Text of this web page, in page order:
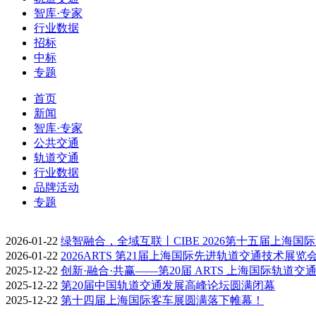
智库·专家
行业数据
招标
中标
专题
首页
新闻
智库·专家
公共交通
轨道交通
行业数据
品牌活动
专题
2026-01-22 绿智融合，全域互联丨CIBE 2026第十五届上海国
2026-01-22 2026ARTS 第21届上海国际先进轨道交通技术展览
2025-12-22 创新·融合·共赢——第20届 ARTS 上海国际轨道交
2025-12-22 第20届中国轨道交通发展高峰论坛圆满闭幕
2025-12-22 第十四届上海国际客车展圆满落下帷幕！